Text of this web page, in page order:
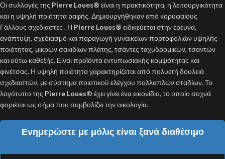
Οι συλλογές της Pierre Loues® είναι η πρακτικότητα, η λειτουργικότητα
και η υψηλή ποιότητα ραφής. Δημιουργήθηκαν από κορυφαίους
Γάλλους σχεδιαστές . Η Pierre Loues® ειδικεύεται στην έρευνα,
ανάπτυξη, σχεδιασμό και παραγωγή γυναικείων πορτοφολιών υψηλής
ποιότητας, μικρών σακιδίων πλάτης, τσάντες ταχυδρομικών, τσαντών
και ούτω καθεξής. Είναι προϊόντα εντυπωσιακής κομψότητας και
φινέτσας. Η υψηλή ποιότητα χαρακτηρίζεται από πολυετή δουλειά
σχεδιαστών, με σύστημα ποιοτικού ελέγχου πολλαπλών σταδίων. Το
λογότυπο της Pierre Loues® έχει γίνει ένα εικονίδιο, το οποίο συχνά
φοριέται ως σήμα που συμβολίζει την οικολογία.
Ενημερώστε με μόλις είναι ξανά διαθέσιμο